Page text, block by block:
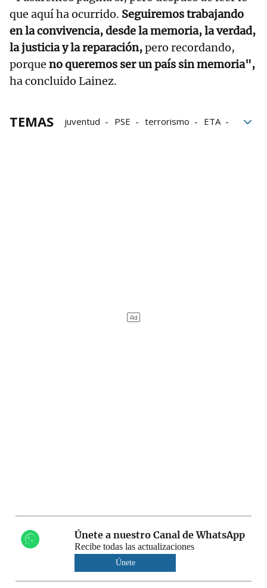
que aquí ha ocurrido. Seguiremos trabajando
en la convivencia, desde la memoria, la verdad,
la justicia y la reparación,pero recordando,
porque no queremos ser un país sin memoria",
ha concluido Lainez.
TEMAS juventud PSE terrorismo
ETA
Únete a nuestro Canal de WhatsApp
Recibe todas las actualizaciones
Únete